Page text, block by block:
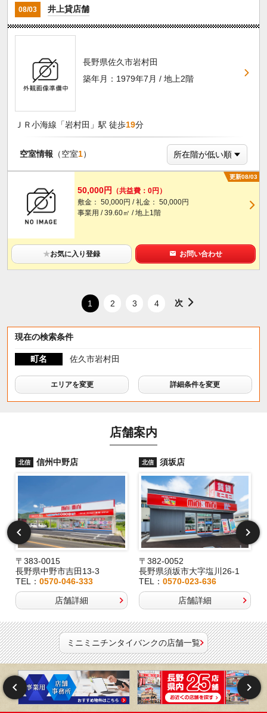
08/03 井上貸店舗
長野県佐久市岩村田
築年月：1979年7月 / 地上2階
ＪＲ小海線「岩村田」駅 徒歩19分
空室情報 （空室1）
更新08/03
50,000円
（共益費：0円）
敷金： 50,000円 / 礼金： 50,000円
事業用 / 39.60㎡ / 地上1階
★お気に入り登録 お問い合わせ
1 2 3 4 次
現在の検索条件
町名 佐久市岩村田
エリアを変更 詳細条件を変更
店舗案内
北信 信州中野店
〒383-0015
長野県中野市吉田13-3
TEL： 0570-046-333
店舗詳細
北信 須坂店
〒382-0052
長野県須坂市大字塩川26-1
TEL：0570-023-636
店舗詳細
ミニミニチンタイバンクの店舗一覧